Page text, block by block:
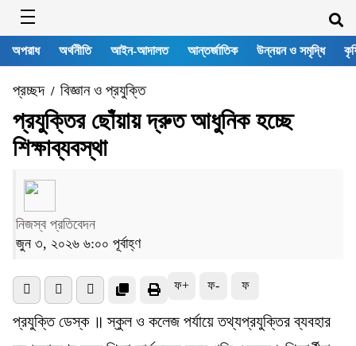
অপরাধ অর্থনীতি আইন-আদালত আন্তর্জাতিক উন্নয়ন ও সমৃদ্ধি
প্রচ্ছদ/ বিজ্ঞান ও প্রযুক্তি
প্রযুক্তির ছোঁয়ায় দ্রুত আধুনিক হচ্ছে
শিক্ষাব্যবস্থা
নিজস্ব প্রতিবেদন
জুন ৩, ২০২৬ ৬:০০ পূর্বাহ্ণ
ফ+ ফ- ফ
প্রযুক্তি ডেস্ক ॥ স্কুল ও কলেজ পর্যায়ে তথ্যপ্রযুক্তির ব্যবহার